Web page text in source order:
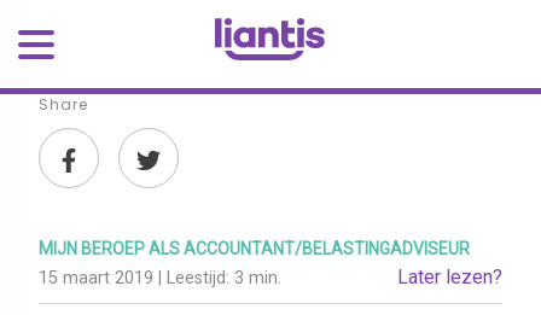
Share
MIJN BEROEP ALS ACCOUNTANT/BELASTINGADVISEUR
15 maart 2019 | Leestijd: 3 min. Later lezen?